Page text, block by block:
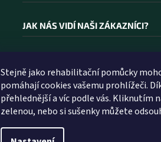
Stejně jako rehabilitační pomůcky
pomáhají cookies vašemu prohlížeči.
přehlednější a víc podle vás. Kliknutím
zelenou, nebo si sušenky můžete
JAK NÁS VIDÍ NAŠI ZÁKAZNÍCI?
SLOVNÍK POJMŮ